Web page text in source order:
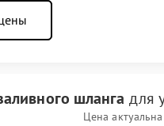
шланга для
Цена